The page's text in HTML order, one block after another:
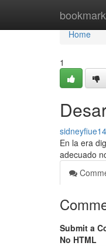
Home
Home
1
En la era
adecuado
Submit a
No HTML